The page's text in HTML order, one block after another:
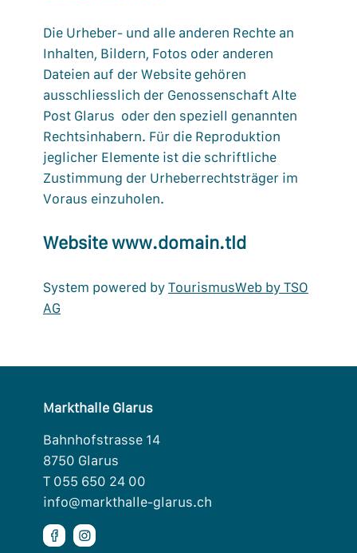
Die Urheber- und alle anderen Rechte an
Inhalten, Bildern, Fotos oder anderen
Dateien auf der Website gehören
ausschliesslich der Genossenschaft Alte
Post Glarus oder den speziell genannten
Rechtsinhabern. Für die Reproduktion
jeglicher Elemente ist die schriftliche
Zustimmung der Urheberrechtsträger im
Voraus einzuholen.
Website www.domain.tld
System powered by TourismusWeb by TSO
AG
Markthalle Glarus
Bahnhofstrasse 14
8750 Glarus
T 055 650 24 00
info@markthalle-glarus.ch
 